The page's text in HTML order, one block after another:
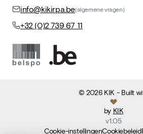
info@kikirpa.be(algemene vragen)
+32 (0)2 739 67 11
©2026 KIK - Built
by KIK
v1.05
Cookie-instellingenCookiebeleid